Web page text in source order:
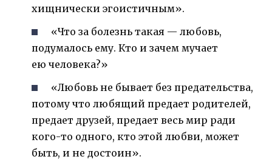
хищнически эгоистичным».
«Что за болезнь такая — любовь,
подумалось ему. Кто и зачем мучает
ею человека?»
«Любовь не бывает без предательства,
потому что любящий предает родителей,
предает друзей, предает весь мир ради
кого-то одного, кто этой любви, может
быть, и не достоин».